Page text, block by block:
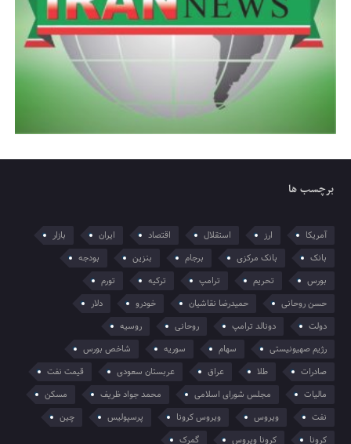
برچسب ها
آمریکا ارز استقلال اقتصاد ایران
بازار
بانک
بانک مرکزی برجام بنزین
بودجه
بورس
تحریم ترامپ ترکیه
تورم
حسن روحانی
حمیدرضا نقاشیان خودرو
دلار
دولت
دونالد ترامپ روحانی
روسیه
رژیم صهیونیستی
سهام سوریه
شاخص بورس
صادرات
طلا عراق عربستان سعودی
قیمت نفت
مالیات
مجلس شورای اسلامی محمد جواد ظریف
مسکن
نفت
ویروس ویروس کرونا پرسپولیس
چین
کرونا
کرونا ویروس گمرک